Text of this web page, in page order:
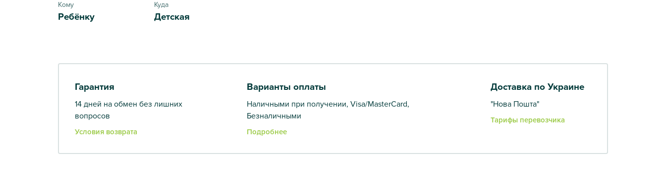
Кому
Ребёнку
Куда
Детская
Гарантия
14 дней на обмен без лишних
вопросов
Условия возврата
Варианты оплаты
Наличными при получении, Visa/MasterCard,
Безналичными
Подробнее
Доставка по Украине
"Нова Пошта"
Тарифы перевозчика